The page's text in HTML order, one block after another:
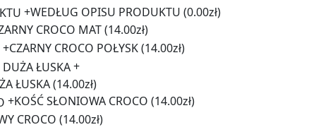
+WEDŁUG OPISU PRODUKTU (0.00zł)
CROCO MAT(14.00zł)
+CZARNY CROCO POŁYSK(14.00zł)
+
ŁUSKA(14.00zł)
+KOŚĆ SŁONIOWA CROCO (14.00zł)
CROCO (14.00zł)